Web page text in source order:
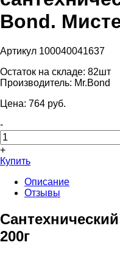
Bond.
Артикул 100040041637
Остаток на складе: 82шт
Производитель: Mr.Bond
Цена: 764 pуб.
-
+
Купить
Описание
Отзывы
200г